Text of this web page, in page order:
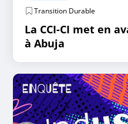
Transition Durable
La CCI-CI met en
à Abuja